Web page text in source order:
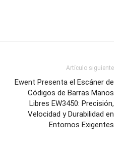
Artículo siguiente
Ewent Presenta el Escáner de
Códigos de Barras Manos
Libres EW3450: Precisión,
Velocidad y Durabilidad en
Entornos Exigentes